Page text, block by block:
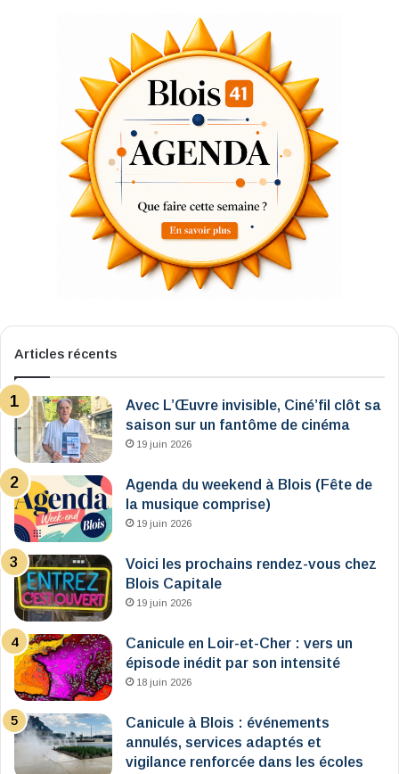
Articles récents
Avec L’Œuvre invisible, Ciné’fil clôt sa
saison sur un fantôme de cinéma
19 juin 2026
Agenda du weekend à Blois (Fête de
la musique comprise)
19 juin 2026
Voici les prochains rendez-vous chez
Blois Capitale
19 juin 2026
Canicule en Loir-et-Cher : vers un
épisode inédit par son intensité
18 juin 2026
Canicule à Blois : événements
annulés, services adaptés et
vigilance renforcée dans les écoles